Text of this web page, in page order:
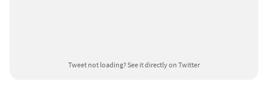
Tweet not loading?See it directly on Twitter